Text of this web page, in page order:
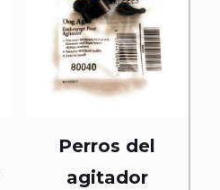
Perros del
agitador